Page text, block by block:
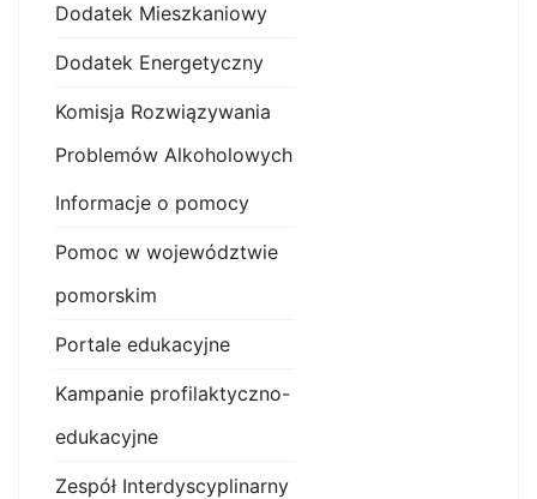
Dodatek Mieszkaniowy
Dodatek Energetyczny
Komisja Rozwiązywania
Problemów Alkoholowych
Informacje o pomocy
Pomoc w województwie
pomorskim
Portale edukacyjne
Kampanie profilaktyczno-
edukacyjne
Zespół Interdyscyplinarny